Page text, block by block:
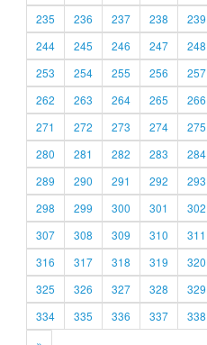
235
236 237 238 239
244
245 246 247 248
253
254 255 256 257
262
263 264 265 266
271
272 273 274 275
280
281 282 283 284
289
290 291 292 293
298
299 300 301 302
307
308 309 310 311
316
317 318 319 320
325
326 327 328 329
334
335 336 337 338